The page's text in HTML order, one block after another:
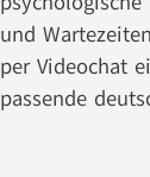
und
per Videochat
passende